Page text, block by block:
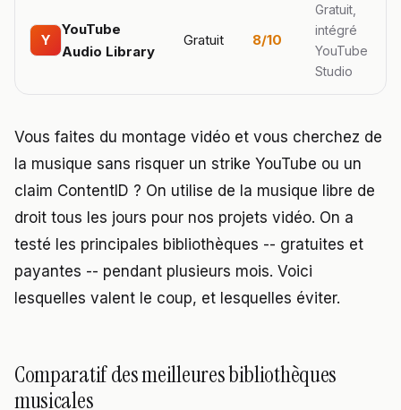
Y
YouTube
Audio Library
Gratuit 8/10
Gratuit,
intégré
YouTube
Studio
Vous faites du montage vidéo et vous cherchez de
la musique sans risquer un strike YouTube ou un
claim ContentID ? On utilise de la musique libre de
droit tous les jours pour nos projets vidéo. On a
testé les principales bibliothèques -- gratuites et
payantes -- pendant plusieurs mois. Voici
lesquelles valent le coup, et lesquelles éviter.
Comparatif des meilleures bibliothèques
musicales